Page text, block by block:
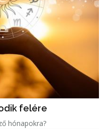
felére
hónapokra?